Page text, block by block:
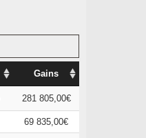
Gains
281 805,00€
69 835,00€